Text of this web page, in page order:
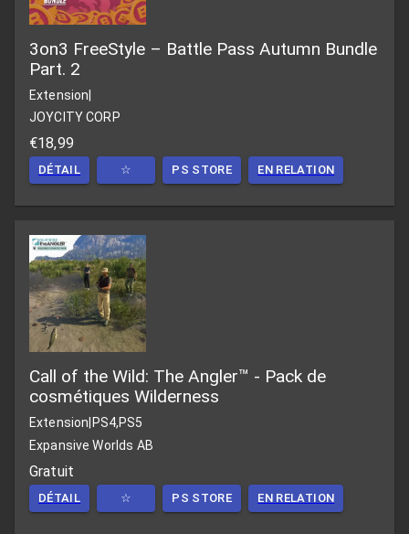
3on3 FreeStyle – Battle Pass Autumn Bundle
Part. 2
Extension|
JOYCITY CORP
€18,99
DÉTAIL ☆ PS STORE EN RELATION
Call of the Wild: The Angler™ - Pack de
cosmétiques Wilderness
Extension PS4,PS5
Expansive Worlds AB
Gratuit
DÉTAIL ☆ PS STORE EN RELATION